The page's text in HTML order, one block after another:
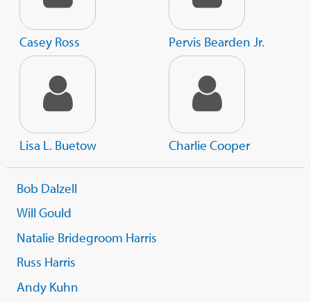
Casey Ross Pervis Bearden Jr.
Lisa L. Buetow Charlie Cooper
Bob Dalzell
Will Gould
Natalie Bridegroom Harris
Russ Harris
Andy Kuhn